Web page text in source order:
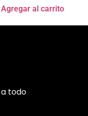
Agregar al carrito
todo